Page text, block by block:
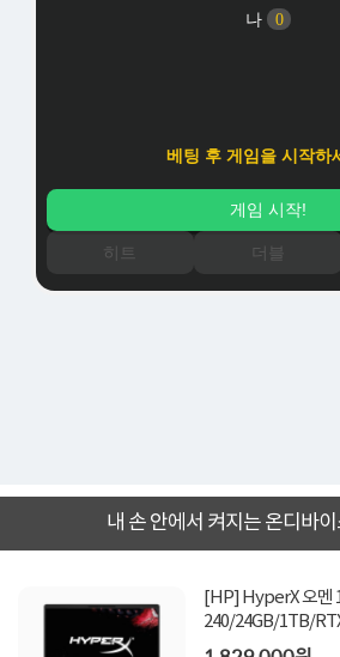
내 손 안에서 켜지는 온디바
[HP] HyperX 오멘
240/24GB/1TB/
12만원 쿠폰할인★